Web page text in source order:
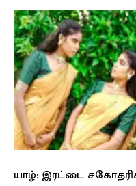
யாழ்: இரட்டை